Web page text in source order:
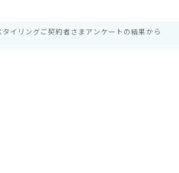
イリングご契約者さまアンケートの結果から